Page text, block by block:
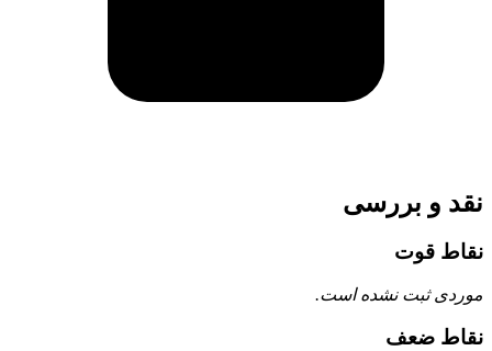
نقد و بررسی
نقاط قوت
موردی ثبت نشده است.
نقاط ضعف